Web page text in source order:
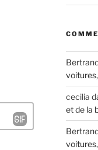
cecilia
et de la